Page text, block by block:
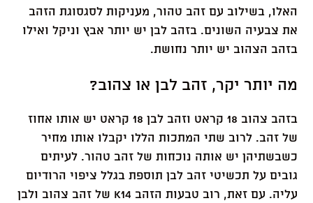
האלו, בשילוב עם זהב טהור, מעניקות לסגסוגת הזהב
את צבעיה השונים. בזהב לבן יש יותר אבץ וניקל ואילו
בזהב הצהוב יש יותר נחושת.
מה יותר יקר, זהב לבן או צהוב?
בזהב צהוב 18 קראט וזהב לבן 18 קראט יש אותו אחוז
של זהב. לרוב שתי המתכות הללו יקבלו אותו מחיר
כשבשתיהן יש אותה נוכחות של זהב טהור. לעיתים
גובים על תכשיטי זהב לבן תוספת בגלל ציפוי הרודיום
עליה. עם זאת, רוב טבעות הזהב K14 של זהב צהוב ולבן